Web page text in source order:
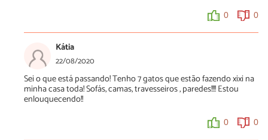
0 0
Kátia
22/08/2020
Sei o que está passando! Tenho 7 gatos que estão fazendo xixi na
minha casa toda! Sofás, camas, travesseiros , paredes!!!! Estou
enlouquecendo!!
0 0